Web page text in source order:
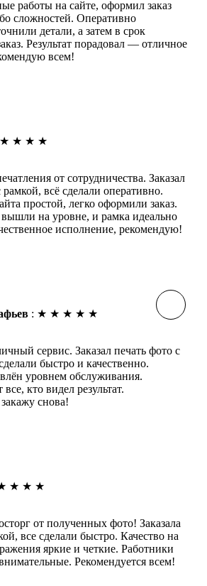
работы на сайте, оформил заказ
сложностей. Оперативно
детали, а затем в срок
Результат порадовал — отличное
всем!
★ ★ ★ ★
от сотрудничества. Заказал
рамкой, всё сделали оперативно.
простой, легко оформили заказ.
на уровне, и рамка идеально
исполнение, рекомендую!
: ★ ★ ★ ★ ★
сервис. Заказал печать фото с
быстро и качественно.
уровнем обслуживания.
кто видел результат.
снова!
★ ★ ★
от полученных фото! Заказала
все сделали быстро. Качество на
яркие и четкие. Работники
Рекомендуется всем!